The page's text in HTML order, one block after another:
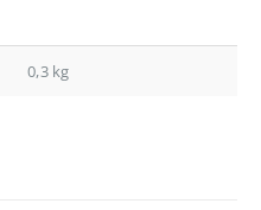
0,3 kg